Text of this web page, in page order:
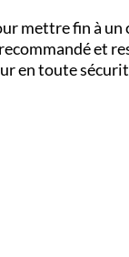
mettre fin à un
et
en toute